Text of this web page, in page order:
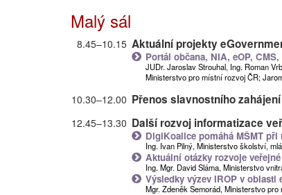
Malý sál
8.45–10.15 Aktuální projekty
Portál občana, NIA, eOP,
JUDr. Jaroslav Strouhal, Ing. Roman
Ministerstvo pro místní rozvoj ČR;
10.30–12.00 Přenos slavnostního zahájení
12.45–13.30 Další rozvoj informatizace
DigiKoalice pomáhá MŠMT
Ing. Ivan Pilný, Ministerstvo školství,
Aktuální otázky rozvoje
Ing. Mgr. David Sláma, Ministerstvo
Výsledky výzev IROP v oblasti
Mgr. Zdeněk Semorád, Ministerstvo